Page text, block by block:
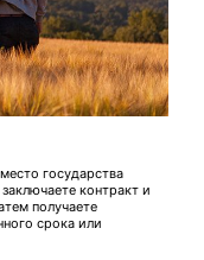
государства
контракт и
получаете
срока или